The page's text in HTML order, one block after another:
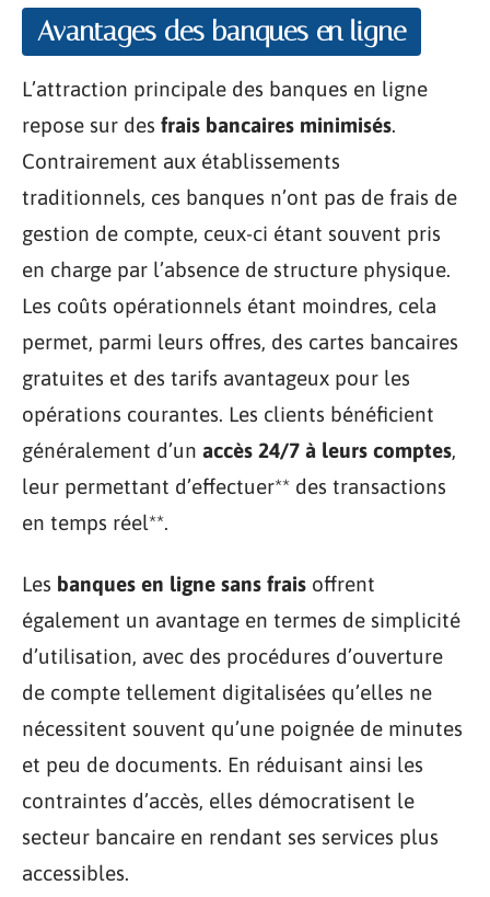
Avantages des banques en ligne
L’attraction principale des banques en ligne
repose sur des frais bancaires minimisés.
Contrairement aux établissements
traditionnels, ces banques n’ont pas de frais de
gestion de compte, ceux-ci étant souvent pris
en charge par l’absence de structure physique.
Les coûts opérationnels étant moindres, cela
permet, parmi leurs offres, des cartes bancaires
gratuites et des tarifs avantageux pour les
opérations courantes. Les clients bénéficient
généralement d’un accès 24/7 à leurs comptes,
leur permettant d’effectuer** des transactions
en temps réel**.
Les banques en ligne sans frais offrent
également un avantage en termes de simplicité
d’utilisation, avec des procédures d’ouverture
de compte tellement digitalisées qu’elles ne
nécessitent souvent qu’une poignée de minutes
et peu de documents. En réduisant ainsi les
contraintes d’accès, elles démocratisent le
secteur bancaire en rendant ses services plus
accessibles.